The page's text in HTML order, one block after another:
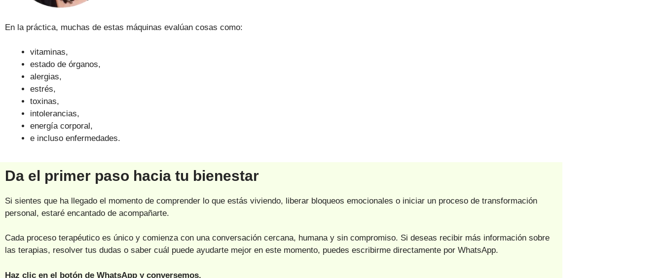
En la práctica, muchas de estas máquinas evalúan cosas como:
vitaminas,
estado de órganos,
alergias,
estrés,
toxinas,
intolerancias,
energía corporal,
e incluso enfermedades.
Da el primer paso hacia tu bienestar
Si sientes que ha llegado el momento de comprender lo que estás viviendo, liberar bloqueos emocionales o iniciar un proceso de transformación
personal, estaré encantado de acompañarte.
Cada proceso terapéutico es único y comienza con una conversación cercana, humana y sin compromiso. Si deseas recibir más información sobre
las terapias, resolver tus dudas o saber cuál puede ayudarte mejor en este momento, puedes escribirme directamente por WhatsApp.
Haz clic en el botón de WhatsApp y conversemos.